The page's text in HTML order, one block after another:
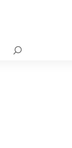
索
対